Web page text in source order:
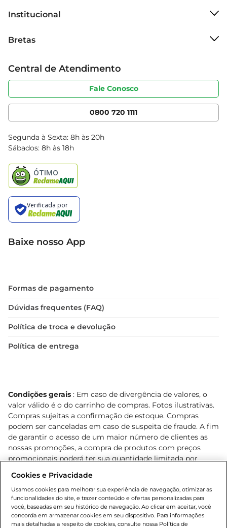
Institucional
Grupo Cencosud
Sobre privacidade
Portal do fornecedor
Cencosud Media
Bretas
Produtos Bretas
Código de ética
Serviços
Clube Bretas
Blog Bretas
Black Friday
Central de Atendimento
Fale Conosco
0800 720 1111
Segunda à Sexta: 8h às 20h
Sábados: 8h às 18h
Baixe nosso App
Formas de pagamento
Dúvidas frequentes (FAQ)
Política de troca e devolução
Política de entrega
Condições gerais : Em caso de divergência de valores, o
valor válido é o do carrinho de compras. Fotos ilustrativas.
Compras sujeitas a confirmação de estoque. Compras
podem ser canceladas em caso de suspeita de fraude. A fim
de garantir o acesso de um maior número de clientes as
nossas promoções, a compra de produtos com preços
promocionais poderá ter sua quantidade limitada por
o e-commerce e válidos durante o dia de hoje, podendo
sofrer alterações sem prévia notificação. Proibida a venda
de bebidas alcoólicas para menores de 18 anos, conforme
Lei n.º 8069/90, art. 81, inciso II (Estatuto da Criança e do
Adolescente). Preços e condições exclusivos para o
Cookies e Privacidade
Usamos cookies para melhorar sua experiência de navegação, otimizar as
funcionalidades do site, e trazer conteúdo e ofertas personalizadas para
você, baseadas em seu histórico de navegação. Ao clicar em aceitar, você
concorda em armazenar cookies em seu dispositivo. Para informações
mais detalhadas a respeito de cookies, consulte nossa Política de